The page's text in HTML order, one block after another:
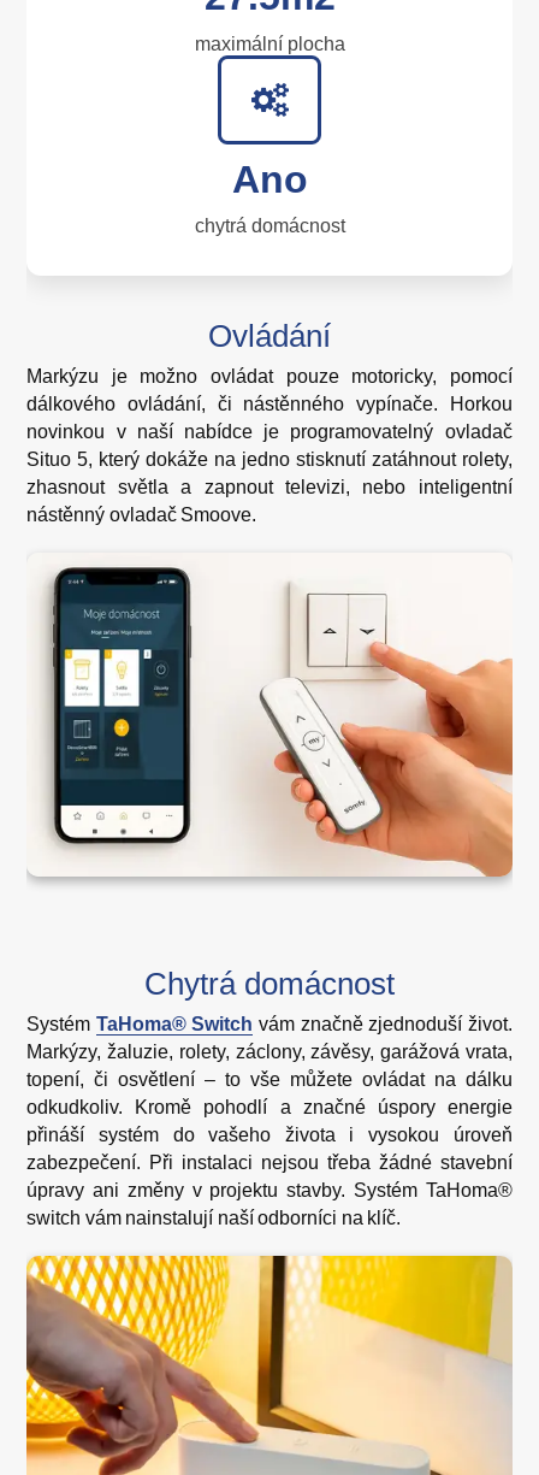
maximální plocha
Ano
chytrá domácnost
Ovládání
Markýzu je možno ovládat pouze motoricky, pomocí
dálkového ovládání, či nástěnného vypínače. Horkou
novinkou v naší nabídce je programovatelný ovladač
Situo 5, který dokáže na jedno stisknutí zatáhnout rolety,
zhasnout světla a zapnout televizi, nebo inteligentní
nástěnný ovladač Smoove.
Chytrá domácnost
Systém TaHoma® Switch vám značně zjednoduší život.
Markýzy, žaluzie, rolety, záclony, závěsy, garážová vrata,
topení, či osvětlení – to vše můžete ovládat na dálku
odkudkoliv. Kromě pohodlí a značné úspory energie
přináší systém do vašeho života i vysokou úroveň
zabezpečení. Při instalaci nejsou třeba žádné stavební
úpravy ani změny v projektu stavby. Systém TaHoma®
switch vám nainstalují naší odborníci na klíč.